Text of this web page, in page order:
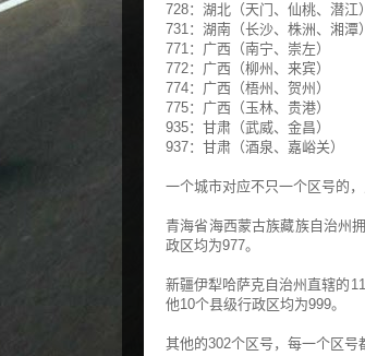
728：湖北（天门、仙桃、潜江）
731：湖南（长沙、株洲、湘潭）
771：广西（南宁、崇左）
772：广西（柳州、来宾）
774：广西（梧州、贺州）
775：广西（玉林、贵港）
935：甘肃（武威、金昌）
937：甘肃（酒泉、嘉峪关）
一个城市对应不只一个区号的，
青海省海西蒙古族藏族自治州
政区均为977。
新疆伊犁哈萨克自治州直辖的
他10个县级行政区均为999。
其他的302个区号，每一个区号